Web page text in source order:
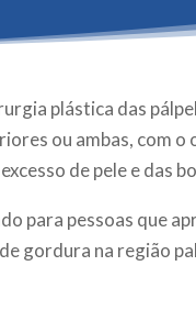
plástica das
ou ambas, com
de pele e das
para pessoas que
gordura na região